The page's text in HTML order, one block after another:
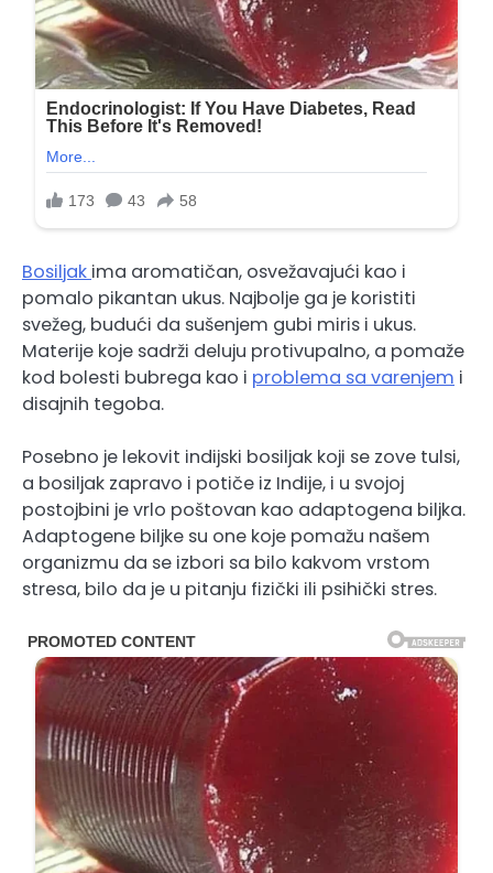
Bosiljak ima aromatičan, osvežavajući kao i
pomalo pikantan ukus. Najbolje ga je koristiti
svežeg, budući da sušenjem gubi miris i ukus.
Materije koje sadrži deluju protivupalno, a pomaže
kod bolesti bubrega kao i problema sa varenjem i
disajnih tegoba.
Posebno je lekovit indijski bosiljak koji se zove tulsi,
a bosiljak zapravo i potiče iz Indije, i u svojoj
postojbini je vrlo poštovan kao adaptogena biljka.
Adaptogene biljke su one koje pomažu našem
organizmu da se izbori sa bilo kakvom vrstom
stresa, bilo da je u pitanju fizički ili psihički stres.